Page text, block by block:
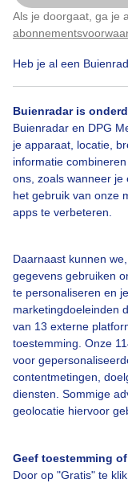
Als je doorgaat, ga je
Heb je al een
Buienradar is
Buienradar en DPG
je apparaat, locatie,
informatie
ons, zoals wanneer je
het gebruik van onze
apps te verbeteren.
Daarnaast kunnen
gegevens gebruiken
te personaliseren en
marketingdoeleinden
van 13 externe
toestemming. Onze
voor
contentmetingen,
diensten. Sommige
geolocatie hiervoor
Geef toestemming
Door op "Gratis" te
z zonsondergang
Herfst
Bekijk slideshow
Bedrijfsgegevens
Klik